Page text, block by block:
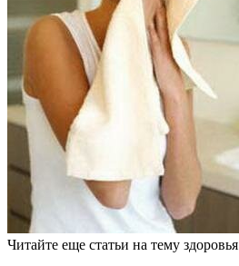
Читайте еще статьи на тему здоровья